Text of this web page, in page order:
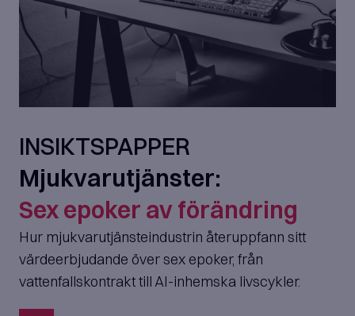
INSIKTSPAPPER
Mjukvarutjänster:
Sex epoker av förändring
Hur mjukvarutjänsteindustrin återuppfann sitt
värdeerbjudande över sex epoker, från
vattenfallskontrakt till AI-inhemska livscykler.